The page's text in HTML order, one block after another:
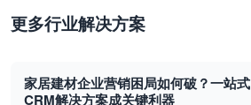
更多行业解决方案
家居建材企业营销困局如何破？一站式
CRM解决方案成关键利器